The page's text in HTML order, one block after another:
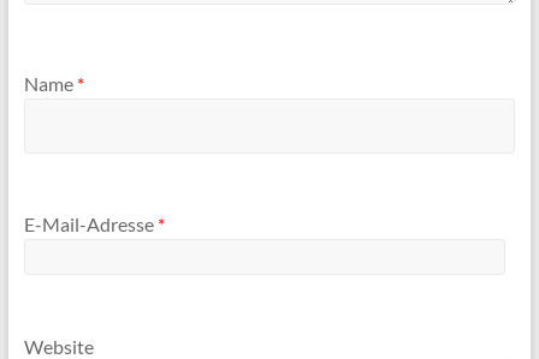
Name *
E-Mail-Adresse *
Website